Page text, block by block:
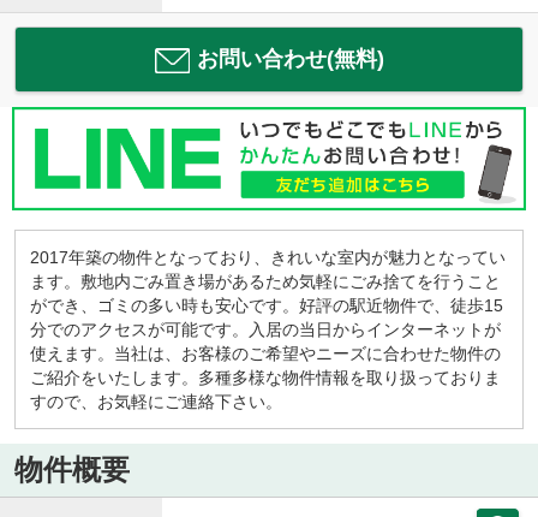
お問い合わせ(無料)
2017年築の物件となっており、きれいな室内が魅力となってい
ます。敷地内ごみ置き場があるため気軽にごみ捨てを行うこと
ができ、ゴミの多い時も安心です。好評の駅近物件で、徒歩15
分でのアクセスが可能です。入居の当日からインターネットが
使えます。当社は、お客様のご希望やニーズに合わせた物件の
ご紹介をいたします。多種多様な物件情報を取り扱っておりま
すので、お気軽にご連絡下さい。
物件概要